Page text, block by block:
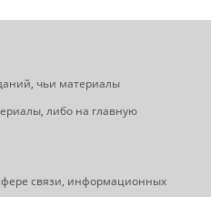
чьи материалы
либо на главную
связи, информационных